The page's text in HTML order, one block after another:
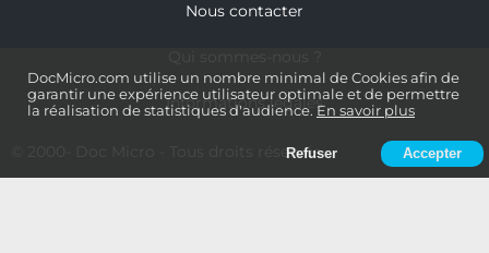
DocMicro.com utilise un nombre minimal de Cookies afin de
garantir une expérience utilisateur optimale et de permettre
la réalisation de statistiques d'audience. En savoir plus
Refuser Accepter
Nous contacter
Informations légales
- Tous droits réservés